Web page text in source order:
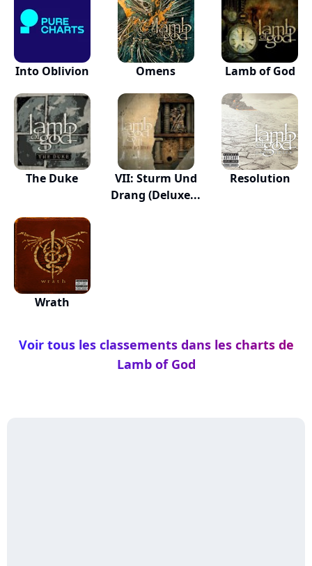
Into Oblivion Omens Lamb of God
The Duke
VII: Sturm Und
Drang (Deluxe...
Resolution
Wrath
Voir tous les classements dans les charts de
Lamb of God